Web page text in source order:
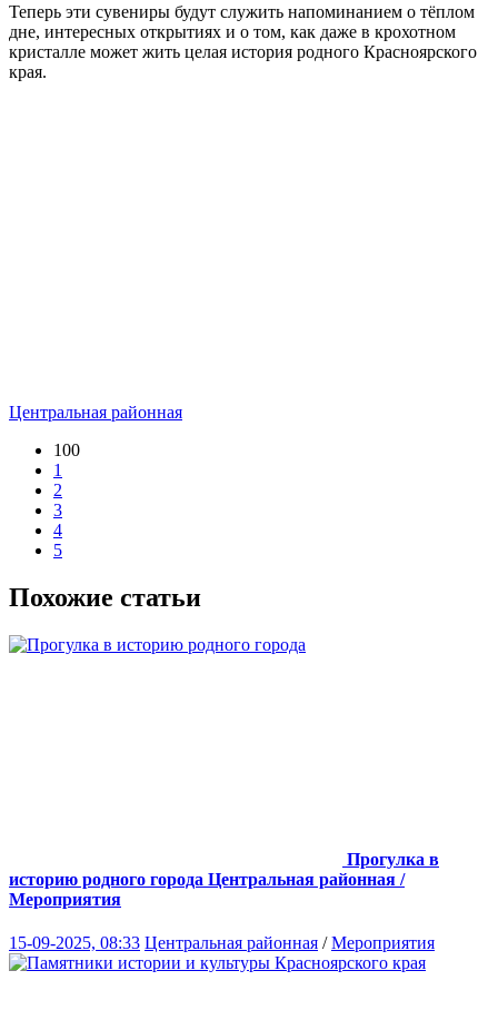
Теперь эти сувениры будут служить напоминанием о тёплом
дне, интересных открытиях и о том, как даже в крохотном
кристалле может жить целая история родного Красноярского
края.
Центральная районная
100
1
2
3
4
5
Похожие статьи
Прогулка в
историю родного города Центральная районная /
Мероприятия
15-09-2025, 08:33 Центральная районная /Мероприятия